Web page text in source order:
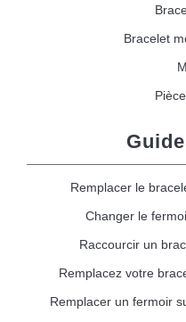
Bracelet
Remplacer le
Changer le
Raccourcir un
Remplacez votre
Remplacer un fermoir